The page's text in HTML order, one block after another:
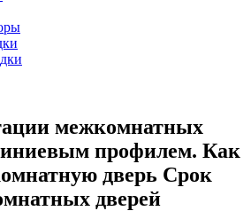
межкомнатных
профилем. Как
дверь Срок
дверей